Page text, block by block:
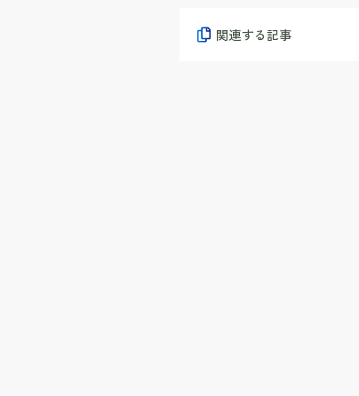
関連する記事